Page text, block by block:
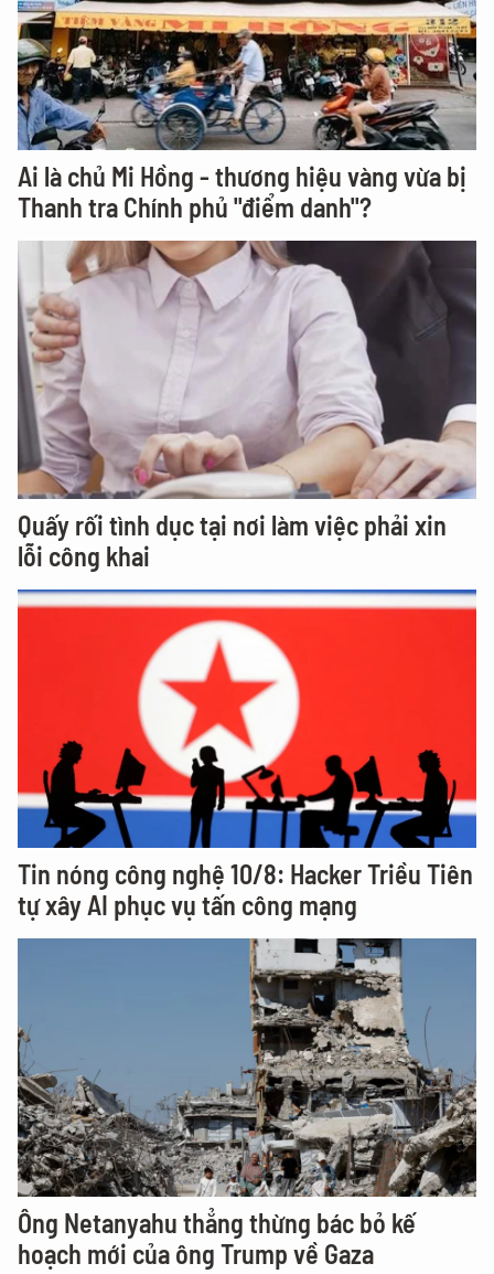
Ai là chủ Mi Hồng - thương hiệu vàng vừa bị
Thanh tra Chính phủ "điểm danh"?
Quấy rối tình dục tại nơi làm việc phải xin
lỗi công khai
Tin nóng công nghệ 10/8: Hacker Triều Tiên
tự xây AI phục vụ tấn công mạng
Ông Netanyahu thẳng thừng bác bỏ kế
hoạch mới của ông Trump về Gaza